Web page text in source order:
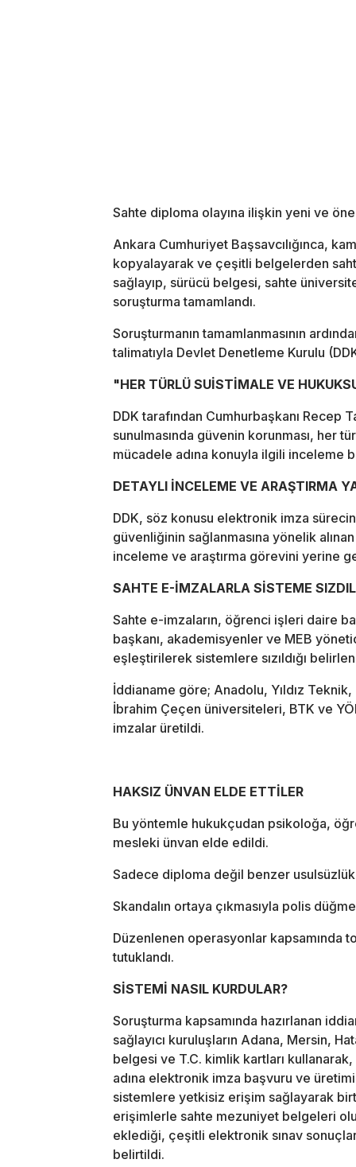
Sahte diploma olayına ilişkin yeni ve
Ankara Cumhuriyet Başsavcılığınca,
kopyalayarak ve çeşitli belgelerden
sağlayıp, sürücü belgesi, sahte
soruşturma tamamlandı.
Soruşturmanın tamamlanmasının
talimatıyla Devlet Denetleme Kurulu
"HER TÜRLÜ SUİSTİMALE VE
DDK tarafından Cumhurbaşkanı Recep
sunulmasında güvenin korunması, her
mücadele adına konuyla ilgili inceleme
DETAYLI İNCELEME VE ARAŞTIRMA
DDK, söz konusu elektronik imza
güvenliğinin sağlanmasına yönelik
inceleme ve araştırma görevini yerine
SAHTE E-İMZALARLA SİSTEME
Sahte e-imzaların, öğrenci işleri daire
başkanı, akademisyenler ve MEB
eşleştirilerek sistemlere sızıldığı
İddianame göre; Anadolu, Yıldız
İbrahim Çeçen üniversiteleri, BTK ve
imzalar üretildi.
HAKSIZ ÜNVAN ELDE ETTİLER
Bu yöntemle hukukçudan psikoloğa,
mesleki ünvan elde edildi.
Sadece diploma değil benzer
Skandalın ortaya çıkmasıyla polis
Düzenlenen operasyonlar kapsamında
tutuklandı.
SİSTEMİ NASIL KURDULAR?
Soruşturma kapsamında hazırlanan
sağlayıcı kuruluşların Adana, Mersin,
belgesi ve T.C. kimlik kartları
adına elektronik imza başvuru ve
sistemlere yetkisiz erişim sağlayarak
erişimlerle sahte mezuniyet belgeleri
eklediği, çeşitli elektronik sınav
belirtildi.